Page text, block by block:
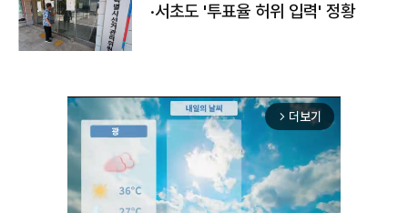
·서초도 '투표율 허위 입력' 정황
arrow_forward_ios 더보기